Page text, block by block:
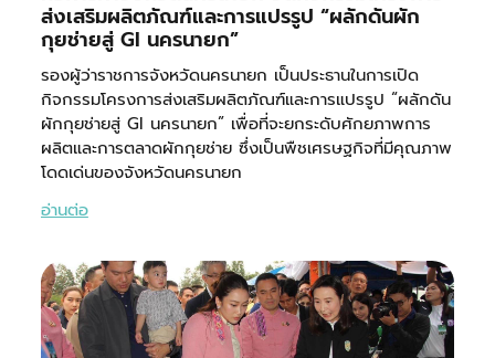
ส่งเสริมผลิตภัณฑ์และการแปรรูป “ผลักดันผัก
กุยช่ายสู่ GI นครนายก”
รองผู้ว่าราชการจังหวัดนครนายก เป็นประธานในการเปิด
กิจกรรมโครงการส่งเสริมผลิตภัณฑ์และการแปรรูป “ผลักดัน
ผักกุยช่ายสู่ GI นครนายก” เพื่อที่จะยกระดับศักยภาพการ
ผลิตและการตลาดผักกุยช่าย ซึ่งเป็นพืชเศรษฐกิจที่มีคุณภาพ
โดดเด่นของจังหวัดนครนายก
อ่านต่อ